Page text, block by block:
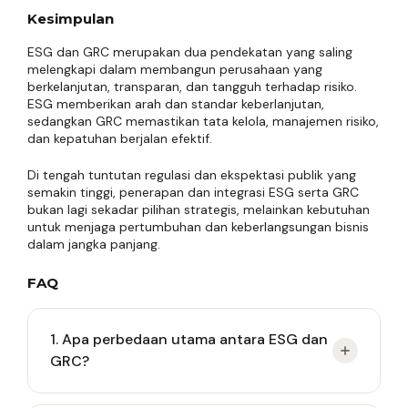
Kesimpulan
ESG dan GRC merupakan dua pendekatan yang saling
melengkapi dalam membangun perusahaan yang
berkelanjutan, transparan, dan tangguh terhadap risiko.
ESG memberikan arah dan standar keberlanjutan,
sedangkan GRC memastikan tata kelola, manajemen risiko,
dan kepatuhan berjalan efektif.
Di tengah tuntutan regulasi dan ekspektasi publik yang
semakin tinggi, penerapan dan integrasi ESG serta GRC
bukan lagi sekadar pilihan strategis, melainkan kebutuhan
untuk menjaga pertumbuhan dan keberlangsungan bisnis
dalam jangka panjang.
FAQ
1. Apa perbedaan utama antara ESG dan
GRC?